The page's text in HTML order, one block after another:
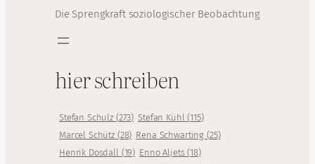
Die Sprengkraft soziologischer Beobachtung
hier schreiben
Stefan Schulz (273) Stefan Kühl(115)
Marcel Schütz (28) Rena Schwarting (25)
Henrik Dosdall (19) Enno Aljets(18)